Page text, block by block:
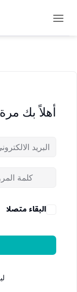
أهلاً بك
البقاء متصلا